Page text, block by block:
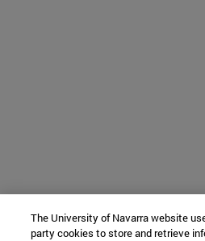
The University of Navarra website
party cookies to store and retrieve